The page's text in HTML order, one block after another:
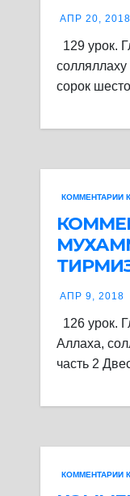
АПР 20, 2018
129 урок.
КОММЕНТАРИИ
АПР 9, 2018
126 урок.
Аллаха,
КОММЕНТАРИИ